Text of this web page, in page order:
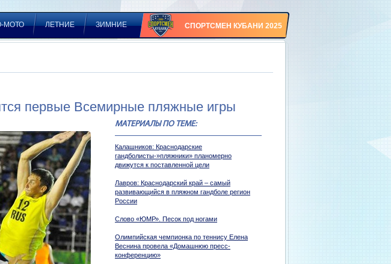
МОТО ЛЕТНИЕ ЗИМНИЕ СПОРТСМЕН КУБАНИ 2025
первые Всемирные пляжные игры
МАТЕРИАЛЫ ПО ТЕМЕ:
Калашников: Краснодарские
гандболисты-»пляжники» планомерно
движутся к поставленной цели
Лавров: Краснодарский край – самый
развивающийся в пляжном гандболе регион
России
Слово «ЮМР». Песок под ногами
Олимпийская чемпионка по теннису Елена
Веснина провела «Домашнюю пресс-
конференцию»